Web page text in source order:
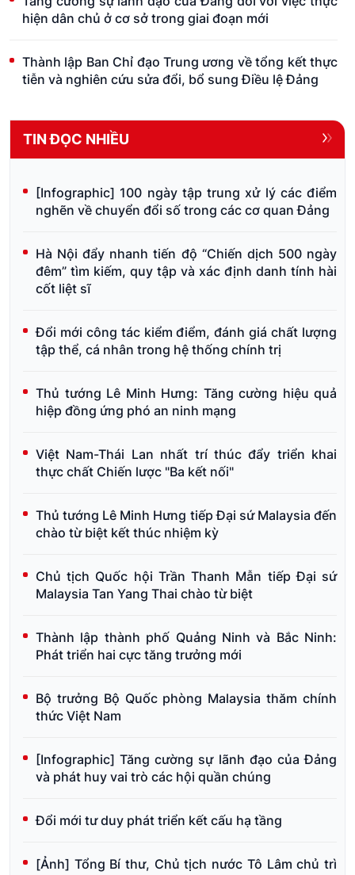
hiện dân chủ ở cơ sở trong giai đoạn mới
Thành lập Ban Chỉ đạo Trung ương về tổng kết thực
tiễn và nghiên cứu sửa đổi, bổ sung Điều lệ Đảng
TIN ĐỌC NHIỀU
[Infographic] 100 ngày tập trung xử lý các điểm
nghẽn về chuyển đổi số trong các cơ quan Đảng
Hà Nội đẩy nhanh tiến độ “Chiến dịch 500 ngày
đêm” tìm kiếm, quy tập và xác định danh tính hài
cốt liệt sĩ
Đổi mới công tác kiểm điểm, đánh giá chất lượng
tập thể, cá nhân trong hệ thống chính trị
Thủ tướng Lê Minh Hưng: Tăng cường hiệu quả
hiệp đồng ứng phó an ninh mạng
Việt Nam-Thái Lan nhất trí thúc đẩy triển khai
thực chất Chiến lược "Ba kết nối"
Thủ tướng Lê Minh Hưng tiếp Đại sứ Malaysia đến
chào từ biệt kết thúc nhiệm kỳ
Chủ tịch Quốc hội Trần Thanh Mẫn tiếp Đại sứ
Malaysia Tan Yang Thai chào từ biệt
Thành lập thành phố Quảng Ninh và Bắc Ninh:
Phát triển hai cực tăng trưởng mới
Bộ trưởng Bộ Quốc phòng Malaysia thăm chính
thức Việt Nam
[Infographic] Tăng cường sự lãnh đạo của Đảng
và phát huy vai trò các hội quần chúng
Đổi mới tư duy phát triển kết cấu hạ tầng
[Ảnh] Tổng Bí thư, Chủ tịch nước Tô Lâm chủ trì